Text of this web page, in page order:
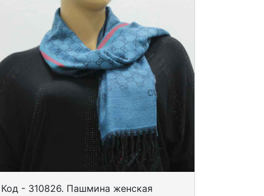
Код - 310826. Пашмина женская